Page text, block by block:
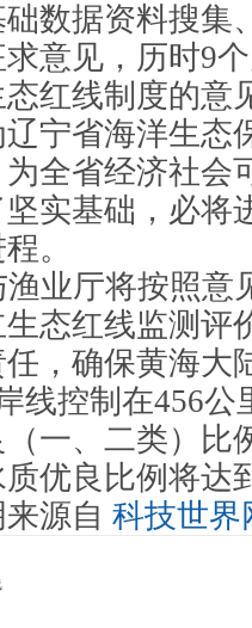
数据资料搜集
意见，历时9
红线制度的意
宁省海洋生态
全省经济社会
实基础，必将
。
业厅将按照意
态红线监测评
，确保黄海大
线控制在456公
一、二类）比
优良比例将达
源自 科技世界